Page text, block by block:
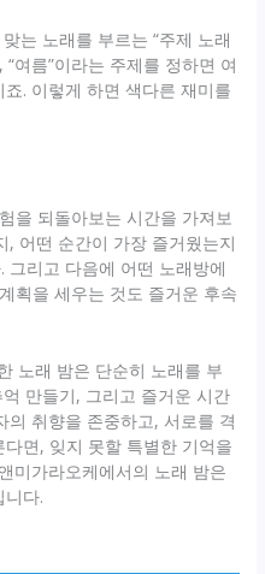
는 노래를 부르는 “주제 노래
여름”이라는 주제를 정하면 여
. 이렇게 하면 색다른 재미를
을 되돌아보는 시간을 가져보
어떤 순간이 가장 즐거웠는지
그리고 다음에 어떤 노래방에
획을 세우는 것도 즐거운 후속
노래 밤은 단순히 노래를 부
만들기, 그리고 즐거운 시간
의 취향을 존중하고, 서로를 격
면, 잊지 못할 특별한 기억을
미가라오케에서의 노래 밤은
다.